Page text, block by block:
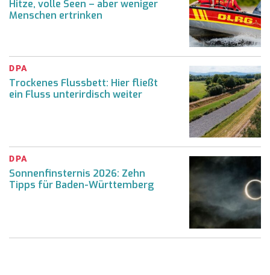
Hitze, volle Seen – aber weniger
Menschen ertrinken
DPA
Trockenes Flussbett: Hier fließt
ein Fluss unterirdisch weiter
DPA
Sonnenfinsternis 2026: Zehn
Tipps für Baden-Württemberg